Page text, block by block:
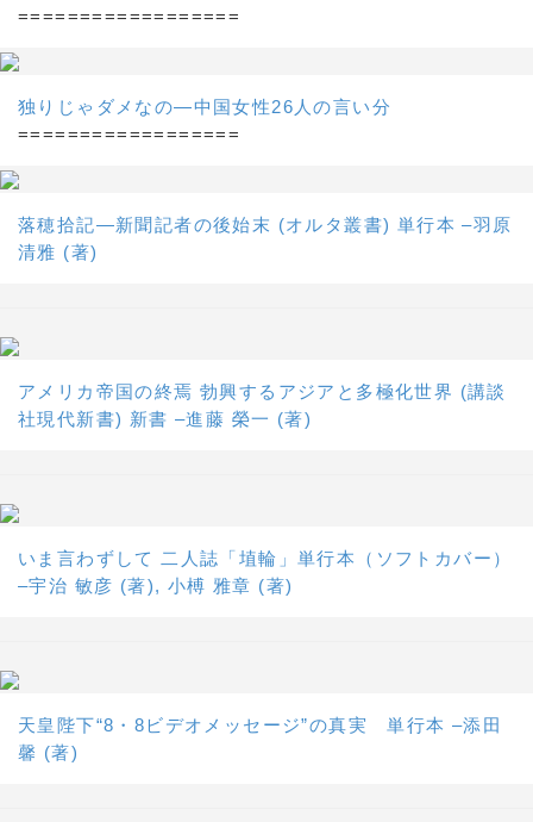
==================
独りじゃダメなの―中国女性26人の言い分
==================
落穂拾記―新聞記者の後始末 (オルタ叢書) 単行本 –羽原
清雅 (著)
アメリカ帝国の終焉 勃興するアジアと多極化世界 (講談
社現代新書) 新書 –進藤 榮一 (著)
いま言わずして 二人誌「埴輪」単行本（ソフトカバー）
–宇治 敏彦 (著), 小榑 雅章 (著)
天皇陛下“8・8ビデオメッセージ”の真実 単行本 –添田
馨 (著)